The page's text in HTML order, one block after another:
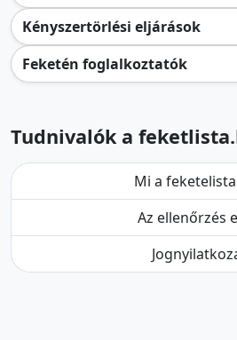
Kényszertörlési eljárások
Feketén foglalkoztatók
Tudnivalók a
Mi a
Az ellenőrzés